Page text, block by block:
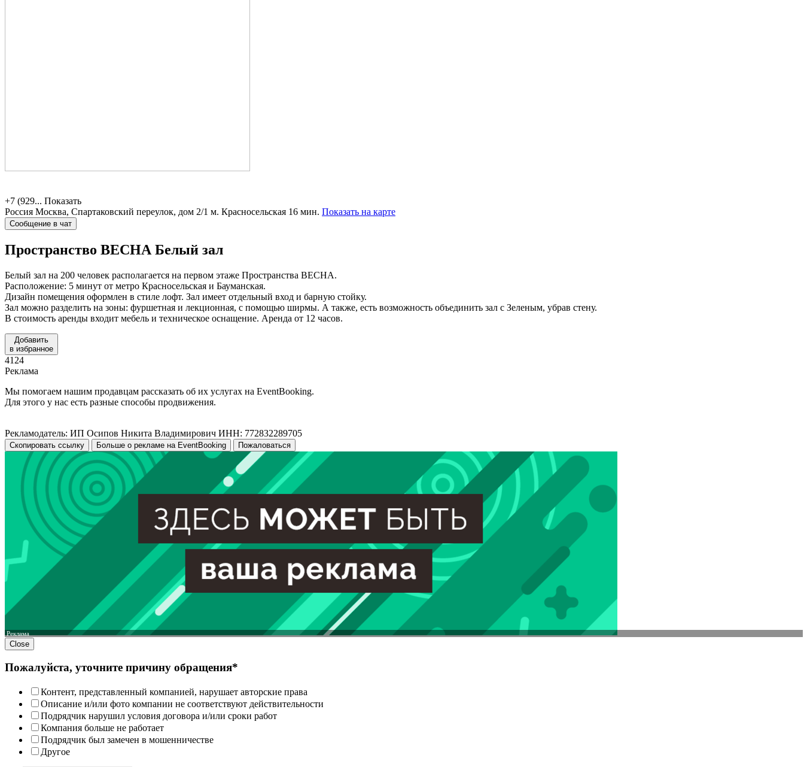
+7 (929... Показать
Россия Москва, Спартаковский переулок, дом 2/1 м. Красносельская 16 мин. Показать на карте
Сообщение в чат
Пространство ВЕСНА Белый зал
Белый зал на 200 человек располагается на первом этаже Пространства ВЕСНА.
Расположение: 5 минут от метро Красносельская и Бауманская.
Дизайн помещения оформлен в стиле лофт. Зал имеет отдельный вход и барную стойку.
Зал можно разделить на зоны: фуршетная и лекционная, с помощью ширмы. А также, есть возможность объединить зал с Зеленым, убрав стену.
В стоимость аренды входит мебель и техническое оснащение. Аренда от 12 часов.
Добавить
в избранное
4124
Реклама
Мы помогаем нашим продавцам рассказать об их услугах на EventBooking.
Для этого у нас есть разные способы продвижения.
Рекламодатель: ИП Осипов Никита Владимирович ИНН: 772832289705
Скопировать ссылку Больше о рекламе на EventBooking Пожаловаться
Реклама
Close
Пожалуйста, уточните причину обращения*
Контент, представленный компанией, нарушает авторские права
Описание и/или фото компании не соответствуют действительности
Подрядчик нарушил условия договора и/или сроки работ
Компания больше не работает
Подрядчик был замечен в мошенничестве
Другое